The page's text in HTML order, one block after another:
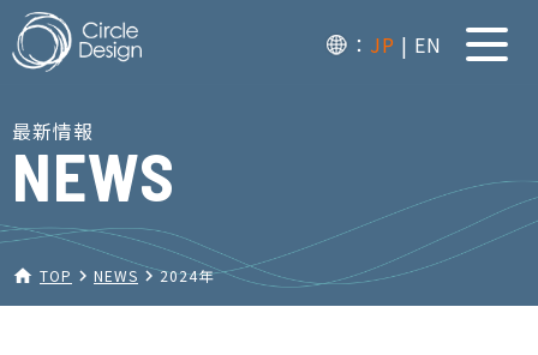
： EN
JP
最新情報
NEWS
home TOP navigate_next NEWS navigate_next2024年